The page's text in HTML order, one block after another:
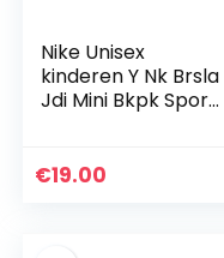
Nike Unisex
kinderen Y Nk Brsla
Jdi Mini Bkpk Sports
€19.00